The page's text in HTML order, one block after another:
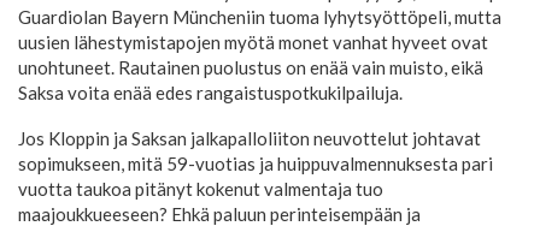
Guardiolan Bayern Müncheniin tuoma lyhytsyöttöpeli, mutta
uusien lähestymistapojen myötä monet vanhat hyveet ovat
unohtuneet. Rautainen puolustus on enää vain muisto, eikä
Saksa voita enää edes rangaistuspotkukilpailuja.
Jos Kloppin ja Saksan jalkapalloliiton neuvottelut johtavat
sopimukseen, mitä 59-vuotias ja huippuvalmennuksesta pari
vuotta taukoa pitänyt kokenut valmentaja tuo
maajoukkueeseen? Ehkä paluun perinteisempään ja